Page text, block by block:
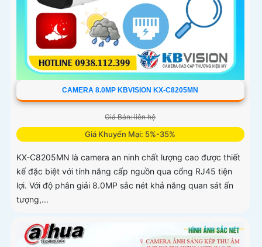
CAMERA 8.0MP KBVISION KX-C8205MN
Giá Bán: liên hệ
Giá Khuyến Mại: 5%-35%
KX-C8205MN là camera an ninh chất lượng cao được thiết
kế đặc biệt với tính năng cấp nguồn qua cổng RJ45 tiện
lợi. Với độ phân giải 8.0MP sắc nét khả năng quan sát ấn
tượng,...